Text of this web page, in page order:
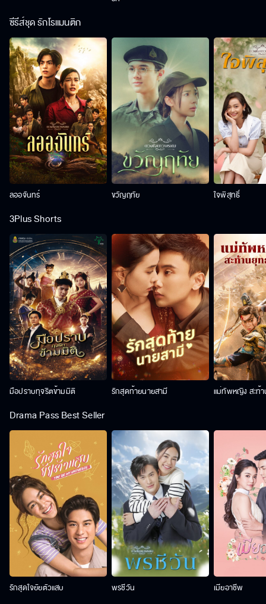
ซีรีส์ชุด รักโรแมนติก
ลออจันทร์ ขวัญฤทัย ใจพิสุทธิ์
3Plus Shorts
มือปราบทุจริตข้ามมิติ รักสุดท้ายนายสามี แม่ทัพหญิง สะท้
Drama Pass Best Seller
รักสุดใจยัยตัวแสบ พรชีวัน เมียอาชีพ